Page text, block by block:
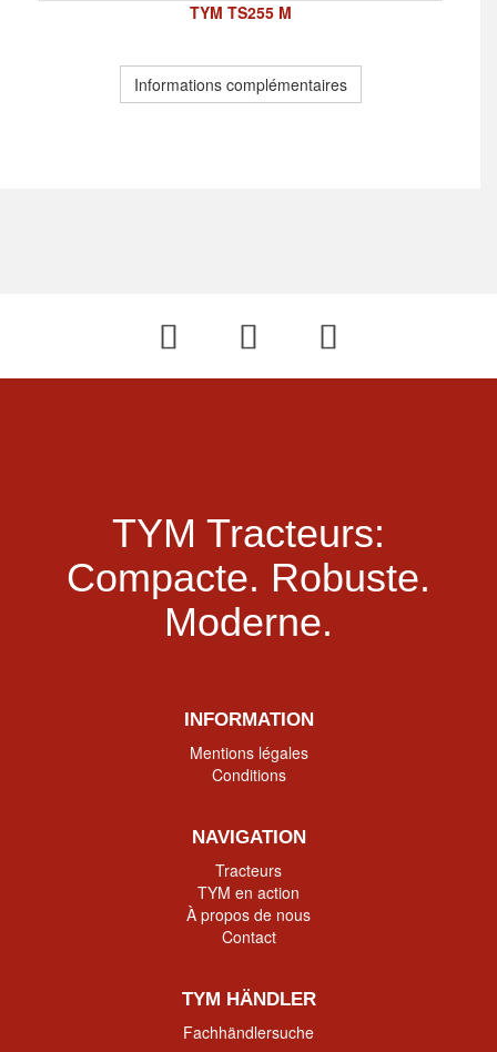
TYM TS255 M
Informations complémentaires
TYM Tracteurs:
Compacte. Robuste.
Moderne.
INFORMATION
Mentions légales
Conditions
NAVIGATION
Tracteurs
TYM en action
À propos de nous
Contact
TYM HÄNDLER
Fachhändlersuche